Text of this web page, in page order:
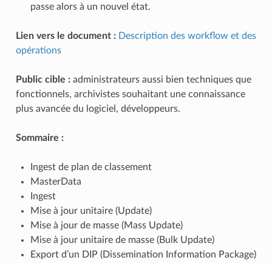
passe alors à un nouvel état.
Lien vers le document : Description des workflow et des
opérations
Public cible :administrateurs aussi bien techniques que
fonctionnels, archivistes souhaitant une connaissance
plus avancée du logiciel, développeurs.
Sommaire :
Ingest de plan de classement
MasterData
Ingest
Mise à jour unitaire (Update)
Mise à jour de masse (Mass Update)
Mise à jour unitaire de masse (Bulk Update)
Export d’un DIP (Dissemination Information Package)